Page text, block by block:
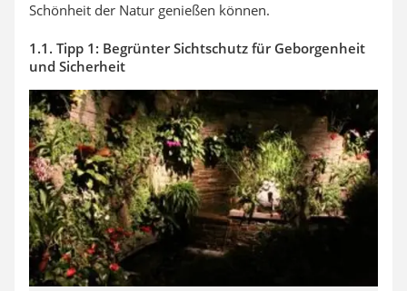
Schönheit der Natur genießen können.
1.1. Tipp 1: Begrünter Sichtschutz für Geborgenheit
und Sicherheit